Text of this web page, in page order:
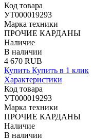
Код товара
УТ000019293
Марка техники
ПРОЧИЕ КАРДАНЫ
Наличие
В наличии
4 670 RUB
Купить Купить в 1 клик
Характеристики
Код товара
УТ000019293
Марка техники
ПРОЧИЕ КАРДАНЫ
Наличие
В наличии